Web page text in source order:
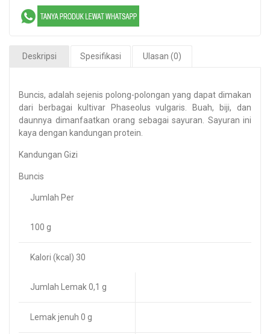
Deskripsi Spesifikasi Ulasan (0)
Buncis, adalah sejenis polong-polongan yang dapat dimakan
dari berbagai kultivar Phaseolus vulgaris. Buah, biji, dan
daunnya dimanfaatkan orang sebagai sayuran. Sayuran ini
kaya dengan kandungan protein.
Kandungan Gizi
Buncis
Jumlah Per
100 g
Kalori (kcal) 30
Jumlah Lemak 0,1 g
Lemak jenuh 0 g